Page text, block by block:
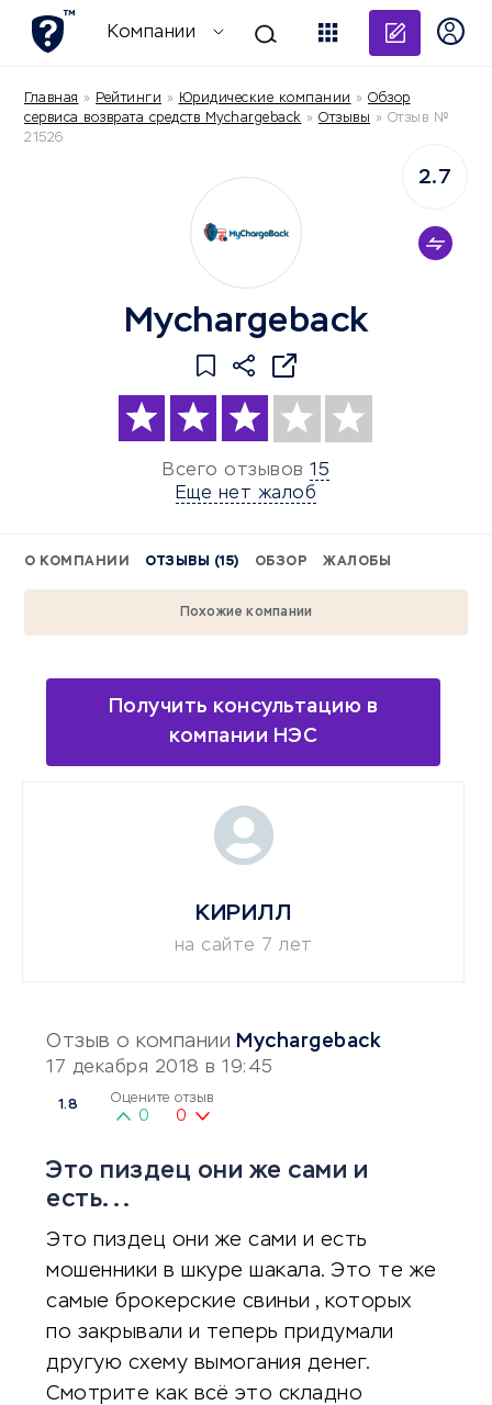
Компании
Главная » Рейтинги » Юридические компании » Обзор
сервиса возврата средств Mychargeback » Отзывы » Отзыв №
21526
Mychargeback
Всего отзывов 15
Еще нет жалоб
2.7
О КОМПАНИИ ОТЗЫВЫ (15) ОБЗОР ЖАЛОБЫ
Похожие компании
Получить консультацию в
компании НЭС
Отзыв о компании Mychargeback
17 декабря 2018 в 19:45
1.8 Оцените отзыв
0 0
Это пиздец они же сами и
есть...
Это пиздец они же сами и есть
мошенники в шкуре шакала. Это те же
самые брокерские свиньи , которых
по закрывали и теперь придумали
другую схему вымогания денег.
Смотрите как всё это складно
КИРИЛЛ
на сайте 7 лет